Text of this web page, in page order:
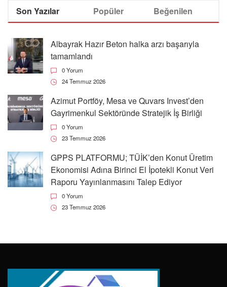
Son Yazılar Popüler Beğenilen
Albayrak Hazır Beton halka arzı başarıyla
tamamlandı
0 Yorum
24 Temmuz 2026
Azimut Portföy, Mesa ve Quvars Invest’den
Gayrimenkul Sektöründe Stratejik İş Birliği
0 Yorum
23 Temmuz 2026
GPPS PLATFORMU; TÜİK’den Konut Üretim
Ekonomisi Adına Birinci El İpotekli Konut Veri
Raporu Yayınlanmasını Talep Ediyor
0 Yorum
23 Temmuz 2026